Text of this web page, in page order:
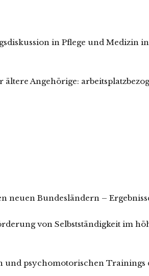
in Pflege und Medizin
Angehörige:
neuen Bundesländern –
von Selbstständigkeit im
und psychomotorischen